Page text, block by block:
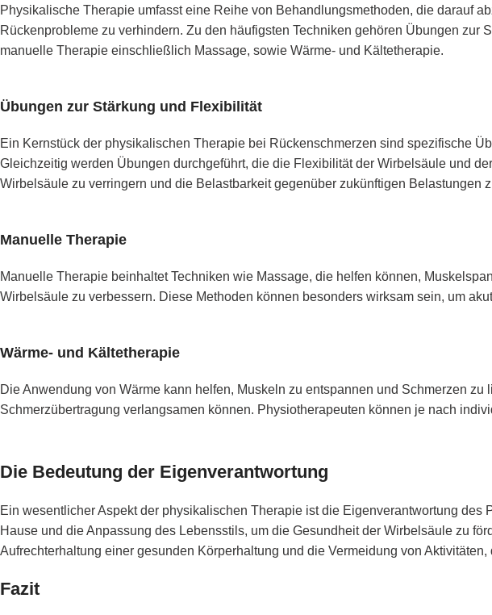
Physikalische Therapie umfasst eine Reihe von Behandlungsmethoden, die darauf
Rückenprobleme zu verhindern. Zu den häufigsten Techniken gehören Übungen
manuelle Therapie einschließlich Massage, sowie Wärme- und Kältetherapie.
Übungen zur Stärkung und Flexibilität
Ein Kernstück der physikalischen Therapie bei Rückenschmerzen sind spezifische
Gleichzeitig werden Übungen durchgeführt, die die Flexibilität der Wirbelsäule und
Wirbelsäule zu verringern und die Belastbarkeit gegenüber zukünftigen Belastungen
Manuelle Therapie
Manuelle Therapie beinhaltet Techniken wie Massage, die helfen können,
Wirbelsäule zu verbessern. Diese Methoden können besonders wirksam sein, um
Wärme- und Kältetherapie
Die Anwendung von Wärme kann helfen, Muskeln zu entspannen und Schmerzen
Schmerzübertragung verlangsamen können. Physiotherapeuten können je nach
Die Bedeutung der Eigenverantwortung
Ein wesentlicher Aspekt der physikalischen Therapie ist die Eigenverantwortung
Hause und die Anpassung des Lebensstils, um die Gesundheit der Wirbelsäule zu
Aufrechterhaltung einer gesunden Körperhaltung und die Vermeidung von
Fazit